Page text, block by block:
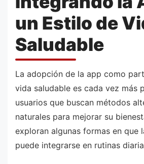
un Estilo de
Saludable
La adopción de la app como
vida saludable es cada vez más
usuarios que buscan métodos
naturales para mejorar su
exploran algunas formas en que
puede integrarse en rutinas